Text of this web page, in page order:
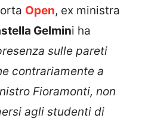
Open, ex ministra
Gelmini ha
sulle pareti
contrariamente a
Fioramonti, non
agli studenti di